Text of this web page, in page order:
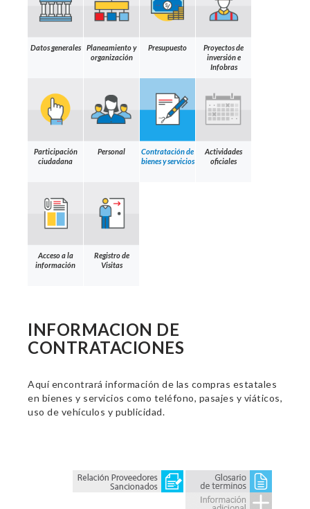
Datos generales
Planeamiento y
organización
Presupuesto
Proyectos de
inversión e
Infobras
Participación
ciudadana
Personal
Contratación de
bienes y servicios
Actividades
oficiales
Acceso a la
información
Registro de
Visitas
INFORMACION DE
CONTRATACIONES
Aquí encontrará información de las compras estatales
en bienes y servicios como teléfono, pasajes y viáticos,
uso de vehículos y publicidad.